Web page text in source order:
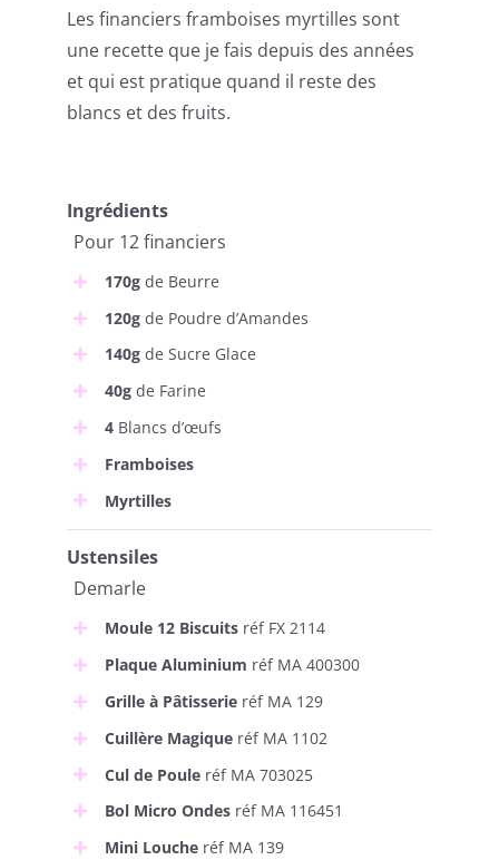
Les financiers framboises myrtilles sont
une recette que je fais depuis des années
et qui est pratique quand il reste des
blancs et des fruits.
Ingrédients
Pour 12 financiers
170gde Beurre
120gde Poudre d’Amandes
140gde Sucre Glace
40gde Farine
4Blancs d’œufs
Framboises
Myrtilles
Ustensiles
Demarle
Moule 12 Biscuitsréf FX 2114
Plaque Aluminium réf MA 400300
Grille à Pâtisserie réf MA 129
Cuillère Magiqueréf MA 1102
Cul de Pouleréf MA 703025
Bol Micro Ondesréf MA 116451
Mini Loucheréf MA 139